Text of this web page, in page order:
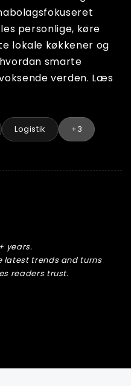
personlige, køre
lokale køkkener og
smarte
verden. Læs
Logistik +3
years.
latest trends and turns
readers trust.